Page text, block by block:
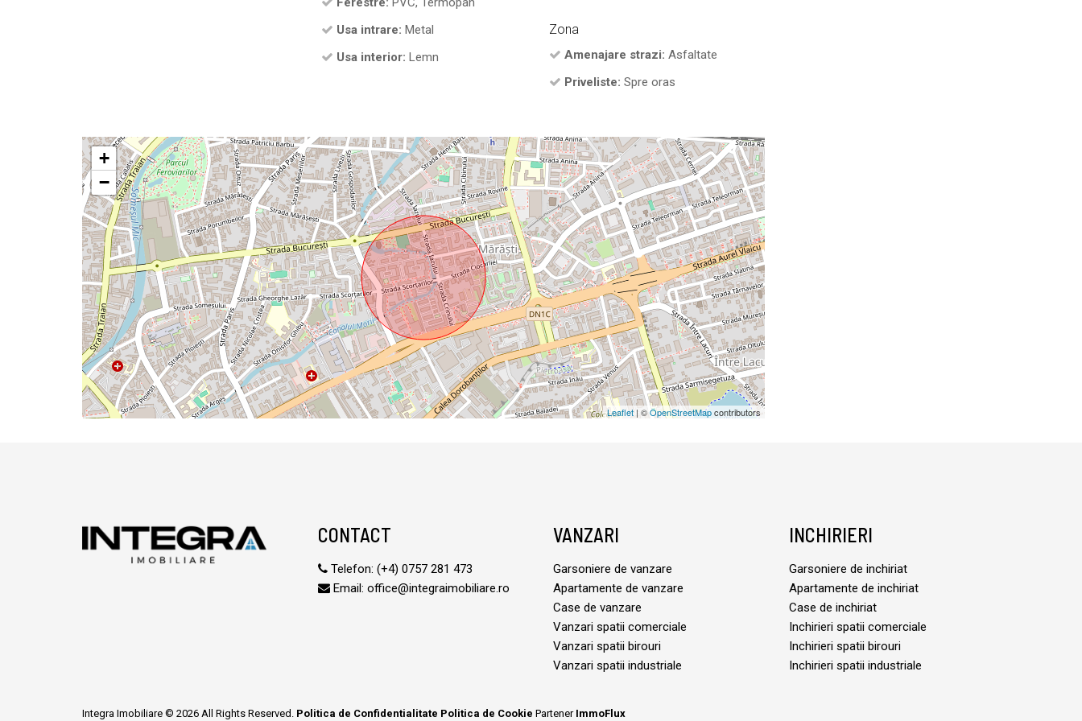
Usa intrare: Metal
Usa interior: Lemn
Zona
Amenajare strazi: Asfaltate
Priveliste: Spre oras
+
−
Leaflet| ©OpenStreetMapcontributors
CONTACT
Telefon: (+4) 0757 281 473
Email: office@integraimobiliare.ro
VANZARI
Garsoniere de vanzare
Apartamente de vanzare
Case de vanzare
Vanzari spatii comerciale
Vanzari spatii birouri
Vanzari spatii industriale
INCHIRIERI
Garsoniere de inchiriat
Apartamente de inchiriat
Case de inchiriat
Inchirieri spatii comerciale
Inchirieri spatii birouri
Inchirieri spatii industriale
Integra Imobiliare © 2026 All Rights Reserved. Politica de Confidentialitate Politica de Cookie Partener ImmoFlux